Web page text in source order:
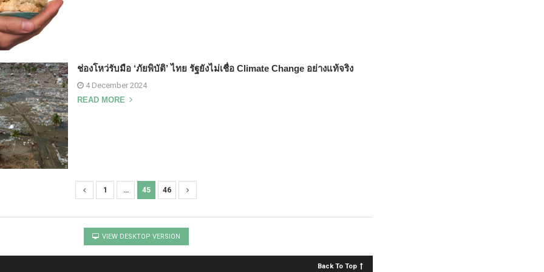
ช่องโหว่รับมือ ‘ภัยพิบัติ’ ไทย รัฐยังไม่เชื่อ Climate Change อย่างแท้จริง
4 December 2024
READ MORE
1 … 45 46
VIEW DESKTOP VERSION
Back To Top